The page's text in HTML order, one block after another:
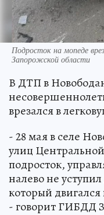
Подросток на мопеде
Запорожской области
В ДТП в
врезался в
- 28 мая в селе
улиц
подросток,
налево не
который
- говорит ГИБДД